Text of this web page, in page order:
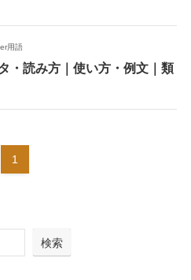
用語
・読み方｜使い方・例文｜類
1
検索